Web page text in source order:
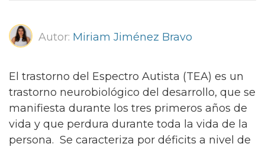
Autor: Miriam Jiménez Bravo
El trastorno del Espectro Autista (TEA) es un
trastorno neurobiológico del desarrollo, que se
manifiesta durante los tres primeros años de
vida y que perdura durante toda la vida de la
persona. Se caracteriza por déficits a nivel de